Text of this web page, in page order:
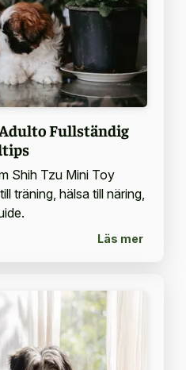
Fullständig
Shih Tzu Mini Toy
träning, hälsa till näring,
Läs mer